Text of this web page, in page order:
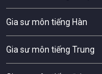
Gia sư môn tiếng Hàn
Gia sư môn tiếng Trung